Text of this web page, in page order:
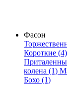
Фасон
Короткие (4)
колена (1)
Бохо (1)